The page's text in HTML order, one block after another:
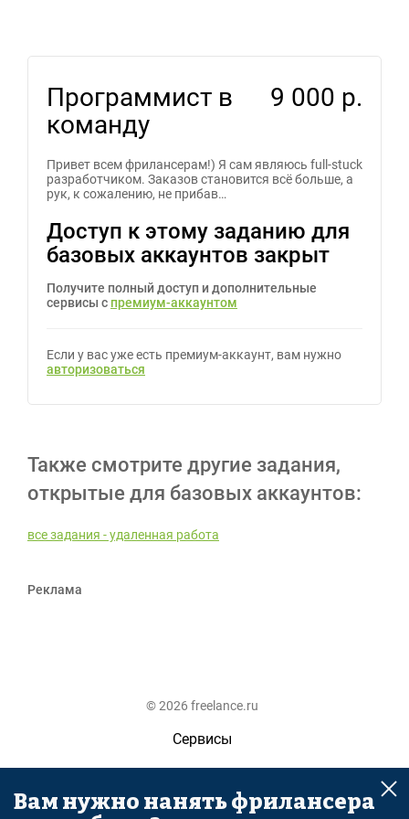
Программист в
команду
9 000 р.
Привет всем фрилансерам!) Я сам являюсь full-stuck
разработчиком. Заказов становится всё больше, а
рук, к сожалению, не прибав…
Доступ к этому заданию для
базовых аккаунтов закрыт
Получите полный доступ и дополнительные
сервисы с премиум-аккаунтом
Если у вас уже есть премиум-аккаунт, вам нужно
авторизоваться
Также смотрите другие задания,
открытые для базовых аккаунтов:
все задания - удаленная работа
Реклама
© 2026 freelance.ru
Сервисы
Помощь
Поиск
Вам нужно нанять фрилансера